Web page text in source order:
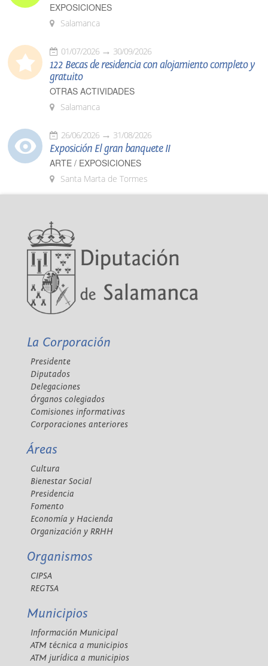
EXPOSICIONES
Salamanca
01/07/2026 30/09/2026
122 Becas de residencia con alojamiento completo y
gratuito
OTRAS ACTIVIDADES
Salamanca
26/06/2026 31/08/2026
Exposición El gran banquete II
ARTE / EXPOSICIONES
Santa Marta de Tormes
La Corporación
Presidente
Diputados
Delegaciones
Órganos colegiados
Comisiones informativas
Corporaciones anteriores
Áreas
Cultura
Bienestar Social
Presidencia
Fomento
Economía y Hacienda
Organización y RRHH
Organismos
CIPSA
REGTSA
Municipios
Información Municipal
ATM técnica a municipios
ATM jurídica a municipios